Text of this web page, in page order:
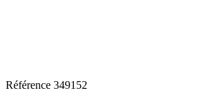
Référence 349152